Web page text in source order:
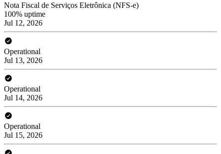
Nota Fiscal de Serviços Eletrônica (NFS-e)
100% uptime
Jul 12, 2026
Operational
Jul 13, 2026
Operational
Jul 14, 2026
Operational
Jul 15, 2026